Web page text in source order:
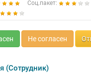
Соц.пакет:
Не согласен
(Сотрудник)